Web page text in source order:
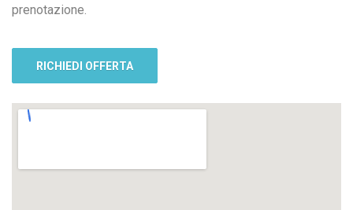
prenotazione.
RICHIEDI OFFERTA